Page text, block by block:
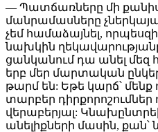
— Պատճառները մի քանիսն
մանրամասները
չեմ համաձայնել,
նախկին
ցանկանում դա անել մեզ
երբ մեր մարտական
թարմ են: Եթե կարճ՝ մենք
տարբեր դիրքորոշումներ
վերաբերյալ:
անելիքների մասին,